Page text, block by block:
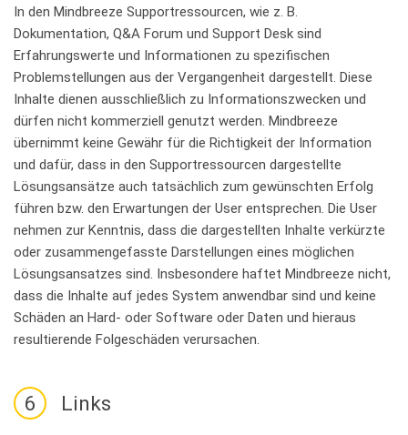
In den Mindbreeze Supportressourcen, wie z. B.
Dokumentation, Q&A Forum und Support Desk sind
Erfahrungswerte und Informationen zu spezifischen
Problemstellungen aus der Vergangenheit dargestellt. Diese
Inhalte dienen ausschließlich zu Informationszwecken und
dürfen nicht kommerziell genutzt werden. Mindbreeze
übernimmt keine Gewähr für die Richtigkeit der Information
und dafür, dass in den Supportressourcen dargestellte
Lösungsansätze auch tatsächlich zum gewünschten Erfolg
führen bzw. den Erwartungen der User entsprechen. Die User
nehmen zur Kenntnis, dass die dargestellten Inhalte verkürzte
oder zusammengefasste Darstellungen eines möglichen
Lösungsansatzes sind. Insbesondere haftet Mindbreeze nicht,
dass die Inhalte auf jedes System anwendbar sind und keine
Schäden an Hard- oder Software oder Daten und hieraus
resultierende Folgeschäden verursachen.
6 Links